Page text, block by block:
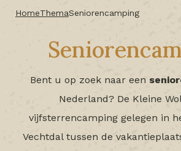
HomeThemaSeniorencamping
Bent u op zoek naar een
Nederland? De Kleine
vijfsterrencamping gelegen in
Vechtdal tussen de